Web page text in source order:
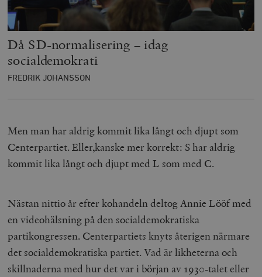
Då SD-normalisering – idag
socialdemokrati
FREDRIK JOHANSSON
Men man har aldrig kommit lika långt och djupt som
Centerpartiet. Eller,kanske mer korrekt: S har aldrig
kommit lika långt och djupt med L som med C.
Nästan nittio år efter kohandeln deltog Annie Lööf med
en videohälsning på den socialdemokratiska
partikongressen. Centerpartiets knyts återigen närmare
det socialdemokratiska partiet. Vad är likheterna och
skillnaderna med hur det var i början av 1930-talet eller